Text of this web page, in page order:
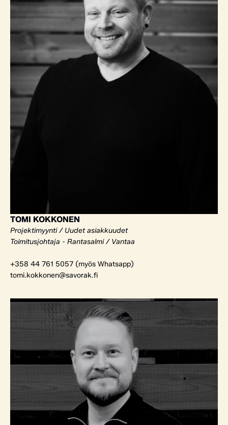
TOMI KOKKONEN
Projektimyynti / Uudet asiakkuudet
Toimitusjohtaja - Rantasalmi / Vantaa
+358 44 761 5057 (myös Whatsapp)
tomi.kokkonen@savorak.fi